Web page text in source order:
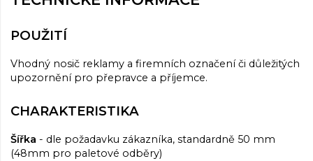
POUŽITÍ
Vhodný nosič reklamy a firemních označení či důležitých
upozornění pro přepravce a příjemce.
CHARAKTERISTIKA
Šířka - dle požadavku zákazníka, standardně 50 mm
(48mm pro paletové odběry)